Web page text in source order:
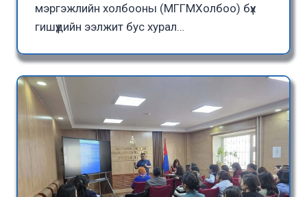
мэргэжлийн холбооны (МГГМХолбоо) бүх
гишүүдийн ээлжит бус хурал…